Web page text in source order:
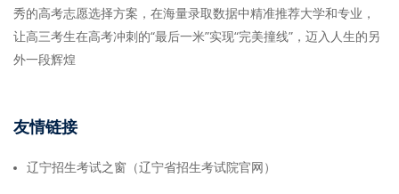
秀的高考志愿选择方案，在海量录取数据中精准推荐大学和专业，
让高三考生在高考冲刺的“最后一米”实现“完美撞线”，迈入人生的另
外一段辉煌
友情链接
辽宁招生考试之窗（辽宁省招生考试院官网）